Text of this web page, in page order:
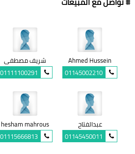
Ahmed Hussein
01145002210
شريف مصطفى
01111100291
عبدالفتاح
01145450011
hesham mahrous
01115666813